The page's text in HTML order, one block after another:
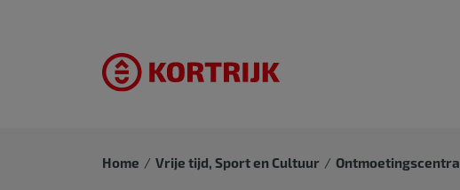
Home Vrije tijd, Sport en Cultuur Ontmoetingscentra